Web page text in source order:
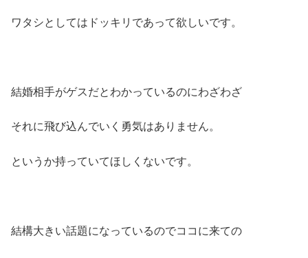
ワタシとしてはドッキリであって欲しいです。
結婚相手がゲスだとわかっているのにわざわざ
それに飛び込んでいく勇気はありません。
というか持っていてほしくないです。
結構大きい話題になっているのでココに来ての